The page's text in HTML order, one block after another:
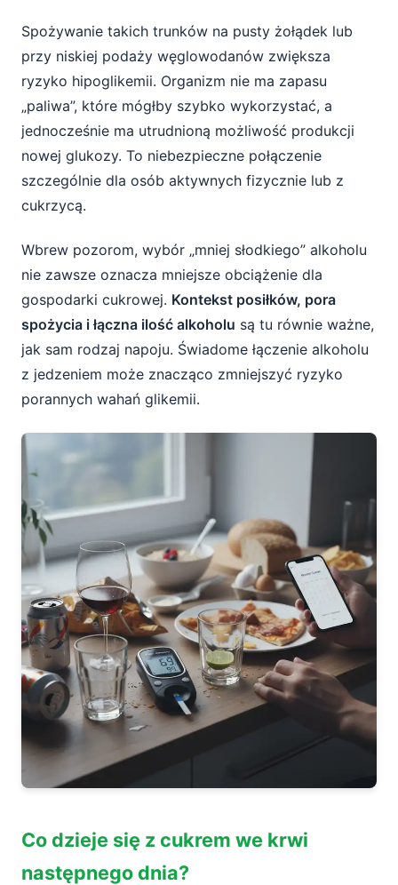
Spożywanie takich trunków na pusty żołądek lub
przy niskiej podaży węglowodanów zwiększa
ryzyko hipoglikemii. Organizm nie ma zapasu
„paliwa”, które mógłby szybko wykorzystać, a
jednocześnie ma utrudnioną możliwość produkcji
nowej glukozy. To niebezpieczne połączenie
szczególnie dla osób aktywnych fizycznie lub z
cukrzycą.
Wbrew pozorom, wybór „mniej słodkiego” alkoholu
nie zawsze oznacza mniejsze obciążenie dla
gospodarki cukrowej. Kontekst posiłków, pora
spożycia i łączna ilość alkoholu są tu równie ważne,
jak sam rodzaj napoju. Świadome łączenie alkoholu
z jedzeniem może znacząco zmniejszyć ryzyko
porannych wahań glikemii.
Co dzieje się z cukrem we krwi
następnego dnia?